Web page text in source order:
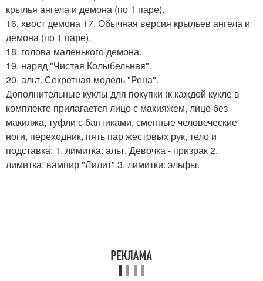
крылья ангела и демона (по 1 паре).
16. хвост демона 17. Обычная версия крыльев ангела и
демона (по 1 паре).
18. голова маленького демона.
19. наряд "Чистая Колыбельная".
20. альт. Секретная модель "Рена".
Дополнительные куклы для покупки (к каждой кукле в
комплекте прилагается лицо с макияжем, лицо без
макияжа, туфли с бантиками, сменные человеческие
ноги, переходник, пять пар жестовых рук, тело и
подставка: 1. лимитка: альт. Девочка - призрак 2.
лимитка: вампир "Лилит" 3. лимитки: эльфы.